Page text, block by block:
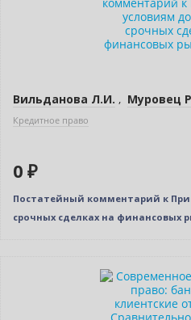
Вильданова Л.И. , Муровец
Кредитное право
0 ₽
Постатейный комментарий к
срочных сделках на финансовых